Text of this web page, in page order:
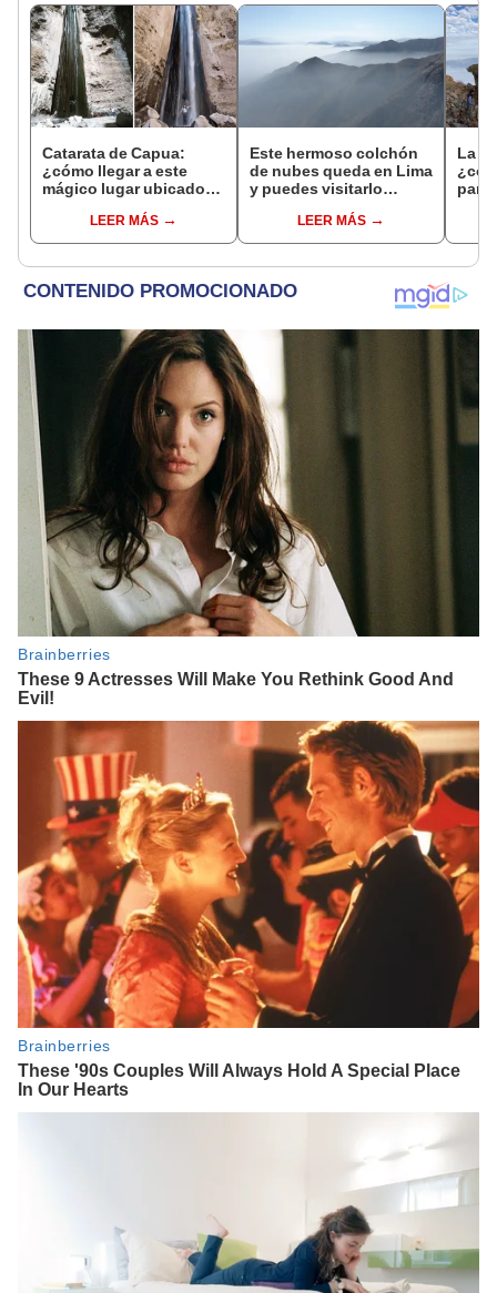
Catarata de Capua:
¿cómo llegar a este
mágico lugar ubicado
LEER MÁS
Este hermoso colchón
de nubes queda en Lima
y puedes visitarlo
¿cómo llegar?
LEER MÁS
La